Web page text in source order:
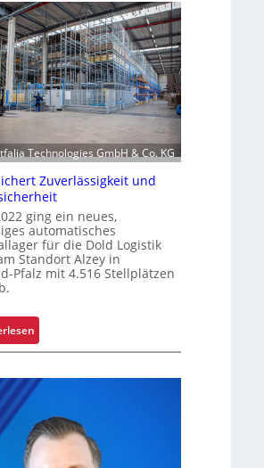
t
s
t
o
f
f
o
l
l
e
n
m
m
i
s
s
i
n
i
e
r
u
n
g
u
s
e
d
m
o
Technologies GmbH & Co. KG
Zuverlässigkeit und
ging ein neues,
automatisches
für die Dold Logistik
Standort Alzey in
Pfalz mit 4.516 Stellplätzen
R
t
o
f